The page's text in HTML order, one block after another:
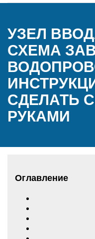
УЗЕЛ
СХЕМА
СДЕЛАТЬ
РУКАМИ
Оглавление